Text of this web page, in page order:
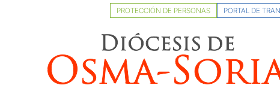
PROTECCIÓN DE PERSONAS PORTAL DE